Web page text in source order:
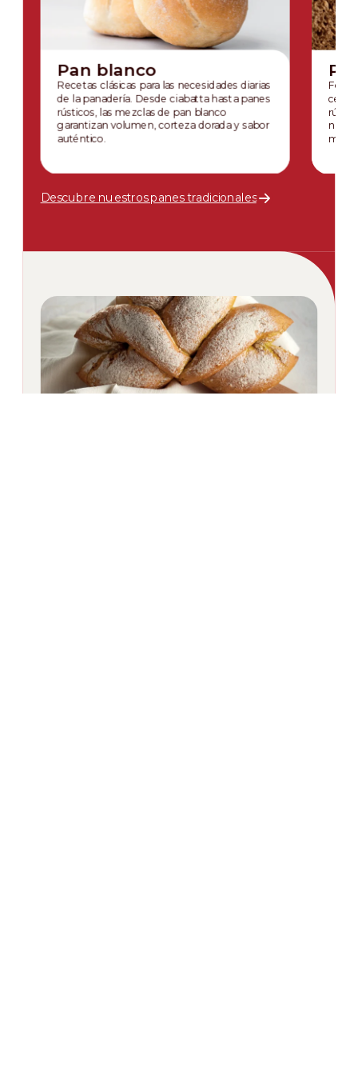
Pan blanco
Recetas clásicas para las necesidades diarias
de la panadería. Desde ciabatta hasta panes
rústicos, las mezclas de pan blanco
garantizan volumen, corteza dorada y sabor
auténtico.
Descubre nuestros panes tradicionales